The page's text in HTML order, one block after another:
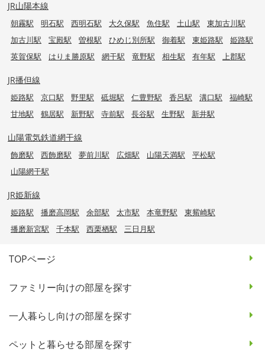
JR山陽本線
朝霧駅 明石駅 西明石駅 大久保駅 魚住駅 土山駅
東加古川駅
加古川駅
宝殿駅 曽根駅 ひめじ別所駅 御着駅 東姫路駅
姫路駅
英賀保駅
はりま勝原駅 網干駅 竜野駅 相生駅 有年駅 上郡駅
JR播但線
姫路駅 京口駅 野里駅 砥堀駅 仁豊野駅 香呂駅 溝口駅
福崎駅
甘地駅
鶴居駅 新野駅 寺前駅 長谷駅 生野駅 新井駅
山陽電気鉄道網干線
飾磨駅 西飾磨駅 夢前川駅 広畑駅 山陽天満駅
平松駅
山陽網干駅
JR姫新線
姫路駅 播磨高岡駅 余部駅 太市駅 本竜野駅
東觜崎駅
播磨新宮駅
千本駅 西栗栖駅 三日月駅
TOPページ
ファミリー向けの部屋を探す
一人暮らし向けの部屋を探す
ペットと暮らせる部屋を探す